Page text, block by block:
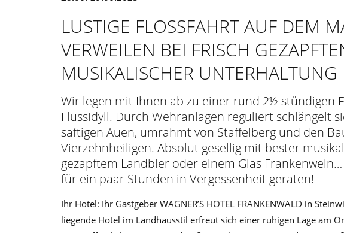
LUSTIGE FLOSSFAHRT AUF DEM
VERWEILEN BEI FRISCH
MUSIKALISCHER UNTERHALTUNG
Wir legen mit Ihnen ab zu einer rund 2½ stündigen
Flussidyll. Durch Wehranlagen reguliert schlängelt
saftigen Auen, umrahmt von Staffelberg und den
Vierzehnheiligen. Absolut gesellig mit bester
gezapftem Landbier oder einem Glas
für ein paar Stunden in Vergessenheit geraten!
Ihr Hotel: Ihr Gastgeber WAGNER’S HOTEL FRANKENWALD in
liegende Hotel im Landhausstil erfreut sich einer ruhigen Lage am